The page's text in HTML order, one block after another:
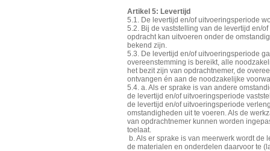
Artikel 5: Levertijd
5.1. De levertijd en/of uitvoeringsperiode
5.2. Bij de vaststelling van de levertijd en/
opdracht kan uitvoeren onder de
bekend zijn.
5.3. De levertijd en/of uitvoeringsperiode
overeenstemming is bereikt, alle
het bezit zijn van opdrachtnemer, de
ontvangen én aan de noodzakelijke
5.4. a. Als er sprake is van andere
de levertijd en/of uitvoeringsperiode
de levertijd en/of uitvoeringsperiode
omstandigheden uit te voeren. Als de
van opdrachtnemer kunnen worden
toelaat.
b. Als er sprake is van meerwerk wordt
de materialen en onderdelen daarvoor te